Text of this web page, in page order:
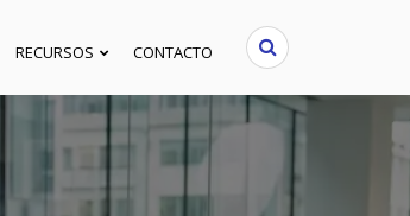
RECURSOS CONTACTO